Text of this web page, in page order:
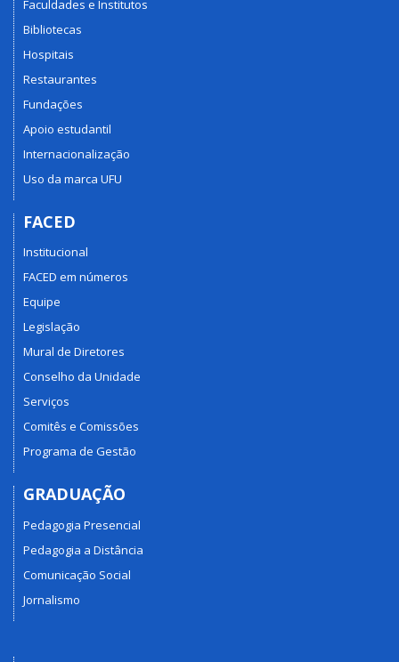
Faculdades e Institutos
Bibliotecas
Hospitais
Restaurantes
Fundações
Apoio estudantil
Internacionalização
Uso da marca UFU
FACED
Institucional
FACED em números
Equipe
Legislação
Mural de Diretores
Conselho da Unidade
Serviços
Comitês e Comissões
Programa de Gestão
GRADUAÇÃO
Pedagogia Presencial
Pedagogia a Distância
Comunicação Social
Jornalismo